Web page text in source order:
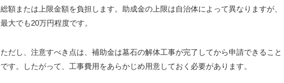
総額または上限金額を負担します。助成金の上限は自治体によって異なりますが、
最大でも20万円程度です。
ただし、注意すべき点は、補助金は墓石の解体工事が完了してから申請できること
です。したがって、工事費用をあらかじめ用意しておく必要があります。